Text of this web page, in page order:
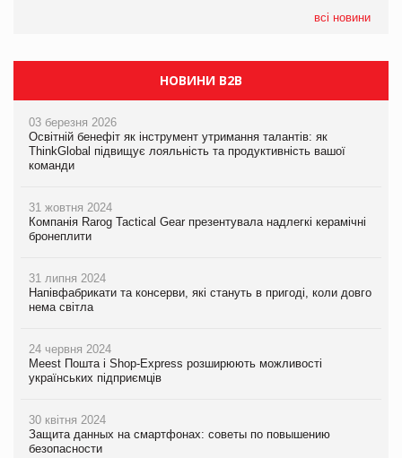
всі новини
НОВИНИ B2B
03 березня 2026
Освітній бенефіт як інструмент утримання талантів: як
ThinkGlobal підвищує лояльність та продуктивність вашої
команди
31 жовтня 2024
Компанія Rarog Tactical Gear презентувала надлегкі керамічні
бронеплити
31 липня 2024
Напівфабрикати та консерви, які стануть в пригоді, коли довго
нема світла
24 червня 2024
Meest Пошта і Shop-Express розширюють можливості
українських підприємців
30 квітня 2024
Защита данных на смартфонах: советы по повышению
безопасности